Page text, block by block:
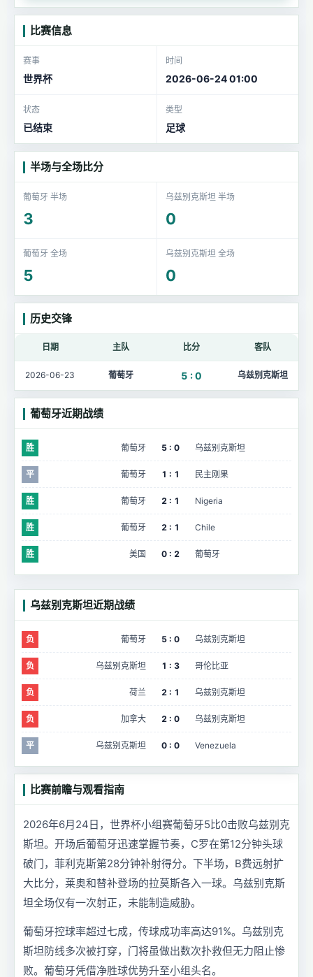
比赛信息
赛事
世界杯
时间
2026-06-24 01:00
状态
已结束
类型
足球
半场与全场比分
葡萄牙 半场
3
乌兹别克斯坦 半场
0
葡萄牙 全场
5
乌兹别克斯坦 全场
0
历史交锋
日期 主队 比分 客队
2026-06-23 葡萄牙 5 : 0 乌兹别克斯坦
葡萄牙近期战绩
胜 葡萄牙 5 : 0 乌兹别克斯坦
平 葡萄牙 1 : 1 民主刚果
胜 葡萄牙 2 : 1 Nigeria
胜 葡萄牙 2 : 1 Chile
胜 美国 0 : 2 葡萄牙
乌兹别克斯坦近期战绩
负 葡萄牙 5 : 0 乌兹别克斯坦
负 乌兹别克斯坦 1 : 3 哥伦比亚
负 荷兰 2 : 1 乌兹别克斯坦
负 加拿大 2 : 0 乌兹别克斯坦
平 乌兹别克斯坦 0 : 0 Venezuela
比赛前瞻与观看指南
2026年6月24日，世界杯小组赛葡萄牙5比0击败乌兹别克
斯坦。开场后葡萄牙迅速掌握节奏，C罗在第12分钟头球
破门，菲利克斯第28分钟补射得分。下半场，B费远射扩
大比分，莱奥和替补登场的拉莫斯各入一球。乌兹别克斯
坦全场仅有一次射正，未能制造威胁。
葡萄牙控球率超过七成，传球成功率高达91%。乌兹别克
斯坦防线多次被打穿，门将虽做出数次扑救但无力阻止惨
败。葡萄牙凭借净胜球优势升至小组头名。